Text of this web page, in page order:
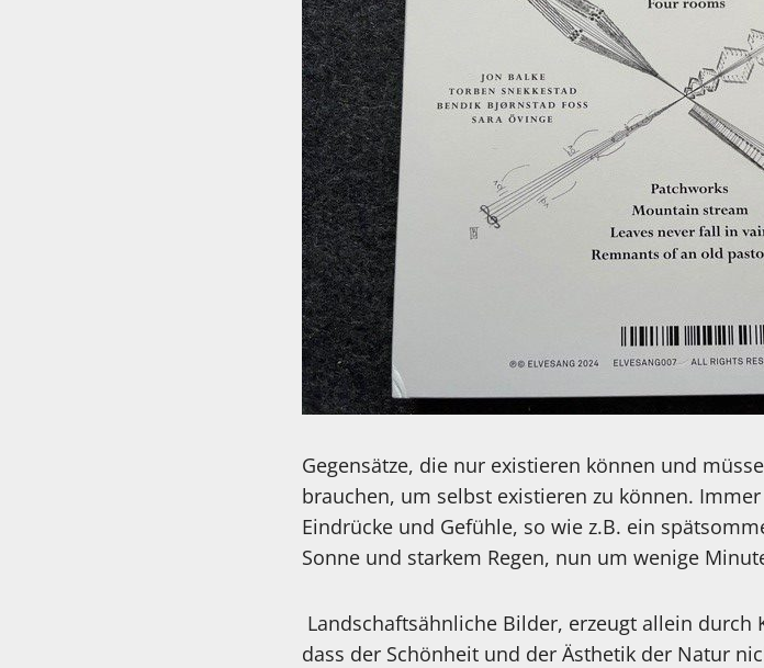
Gegensätze, die nur existieren können und
brauchen, um selbst existieren zu können.
Eindrücke und Gefühle, so wie z.B. ein
Sonne und starkem Regen, nun um wenige
Landschaftsähnliche Bilder, erzeugt allein durch
dass der Schönheit und der Ästhetik der Natur